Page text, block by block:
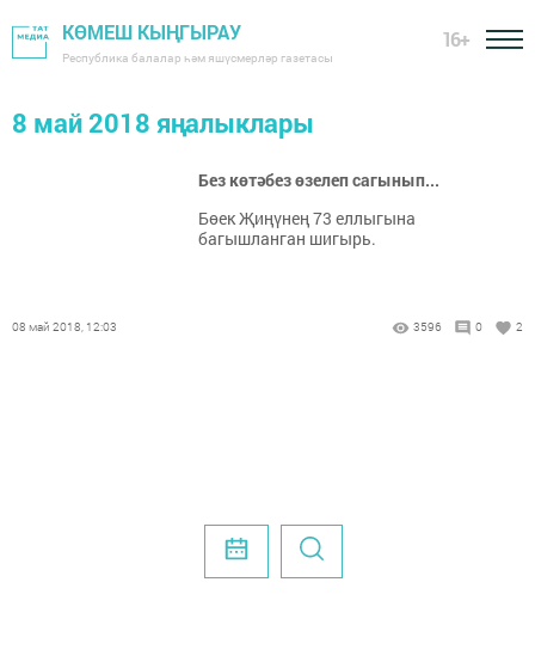
КӨМЕШ КЫҢГЫРАУ
Республика балалар һәм яшүсмерләр газетасы
16+
8 май 2018 яңалыклары
Без көтәбез өзелеп сагынып...
Бөек Җиңүнең 73 еллыгына
багышланган шигырь.
08 май 2018, 12:03 3596 0 2